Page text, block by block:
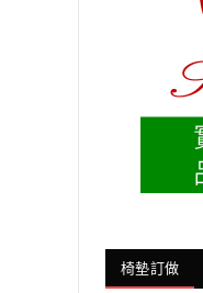
椅墊訂做